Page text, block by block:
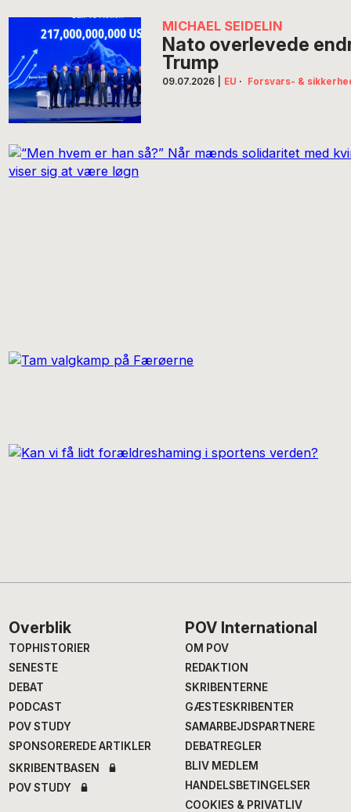
MICHAEL SEIDELIN
Nato overlevede
Trump
09.07.2026 EU · Forsvars- &
Footer
Overblik
TOPHISTORIER
SENESTE
DEBAT
PODCAST
POV STUDY
SPONSOREREDE ARTIKLER
SKRIBENTBASEN
POV STUDY
POV International
OM POV
REDAKTION
SKRIBENTERNE
GÆSTESKRIBENTER
SAMARBEJDSPARTNERE
DEBATREGLER
BLIV MEDLEM
HANDELSBETINGELSER
COOKIES & PRIVATLIV